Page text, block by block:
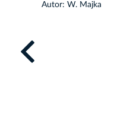
Autor: W. Majka